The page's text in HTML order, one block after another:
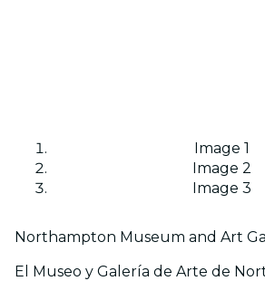
Image 1
Image 2
Image 3
Northampton Museum and Art
El Museo y Galería de Arte de